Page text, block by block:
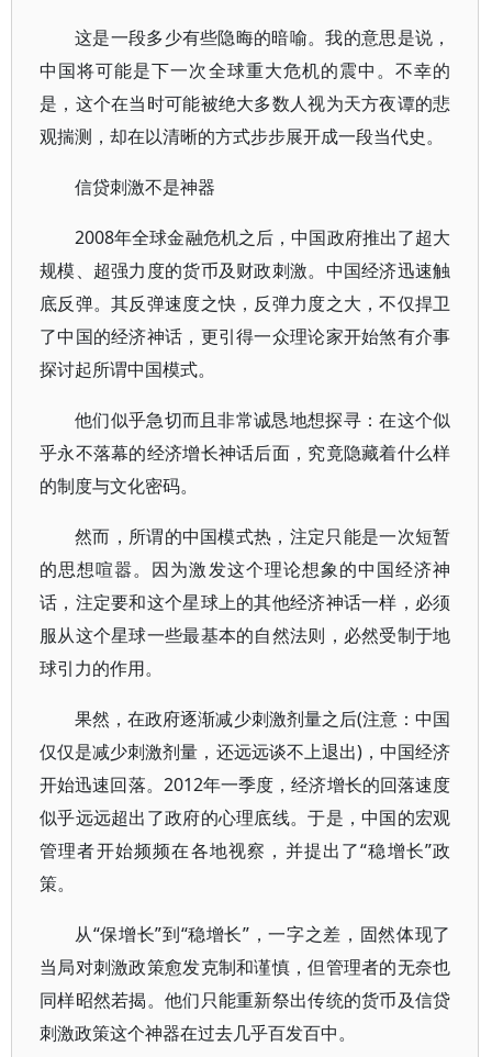
这是一段多少有些隐晦的暗喻。我的意思是说，
中国将可能是下一次全球重大危机的震中。不幸的
是，这个在当时可能被绝大多数人视为天方夜谭的悲
观揣测，却在以清晰的方式步步展开成一段当代史。
信贷刺激不是神器
2008年全球金融危机之后，中国政府推出了超大
规模、超强力度的货币及财政刺激。中国经济迅速触
底反弹。其反弹速度之快，反弹力度之大，不仅捍卫
了中国的经济神话，更引得一众理论家开始煞有介事
探讨起所谓中国模式。
他们似乎急切而且非常诚恳地想探寻：在这个似
乎永不落幕的经济增长神话后面，究竟隐藏着什么样
的制度与文化密码。
然而，所谓的中国模式热，注定只能是一次短暂
的思想喧嚣。因为激发这个理论想象的中国经济神
话，注定要和这个星球上的其他经济神话一样，必须
服从这个星球一些最基本的自然法则，必然受制于地
球引力的作用。
果然，在政府逐渐减少刺激剂量之后(注意：中国
仅仅是减少刺激剂量，还远远谈不上退出)，中国经济
开始迅速回落。2012年一季度，经济增长的回落速度
似乎远远超出了政府的心理底线。于是，中国的宏观
管理者开始频频在各地视察，并提出了“稳增长”政
策。
从“保增长”到“稳增长”，一字之差，固然体现了
当局对刺激政策愈发克制和谨慎，但管理者的无奈也
同样昭然若揭。他们只能重新祭出传统的货币及信贷
刺激政策这个神器在过去几乎百发百中。